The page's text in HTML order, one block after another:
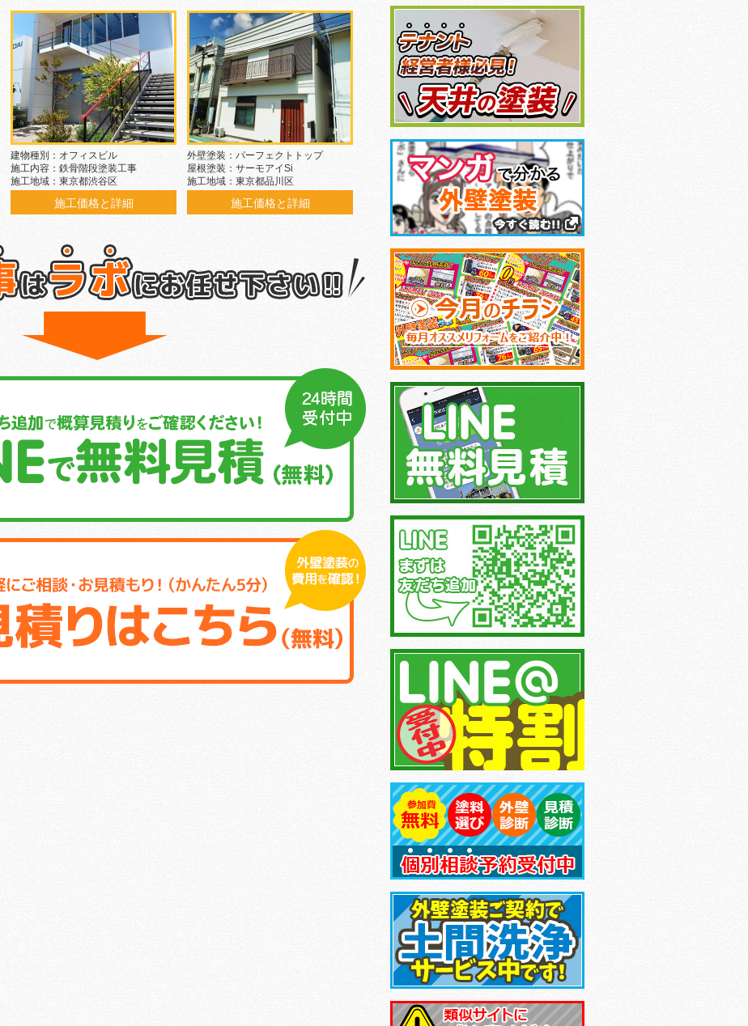
建物種別：オフィスビル
施工内容：鉄骨階段塗装工事
施工地域：東京都渋谷区
施工価格と詳細
外壁塗装：パーフェクトトップ
屋根塗装：サーモアイSi
施工地域：東京都品川区
施工価格と詳細